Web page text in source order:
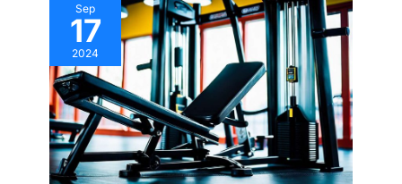
Sep
17
2024